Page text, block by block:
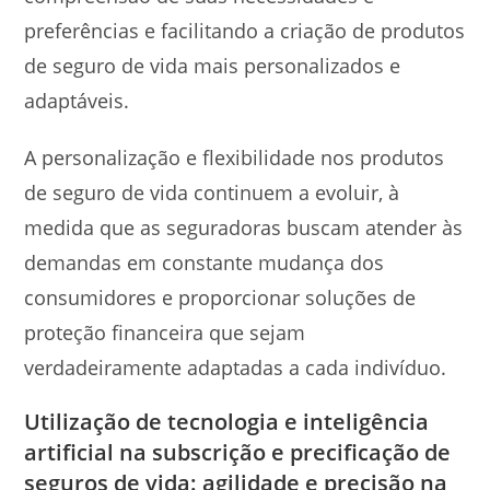
preferências e facilitando a criação de produtos
de seguro de vida mais personalizados e
adaptáveis.
A personalização e flexibilidade nos produtos
de seguro de vida continuem a evoluir, à
medida que as seguradoras buscam atender às
demandas em constante mudança dos
consumidores e proporcionar soluções de
proteção financeira que sejam
verdadeiramente adaptadas a cada indivíduo.
Utilização de tecnologia e inteligência
artificial na subscrição e precificação de
seguros de vida: agilidade e precisão na